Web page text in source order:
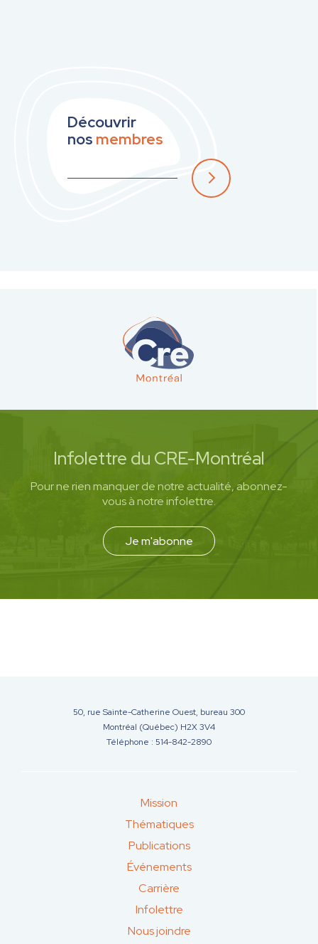
Découvrir
nos membres
Infolettre du CRE-Montréal
Pour ne rien manquer de notre actualité, abonnez-
vous à notre infolettre.
Je m'abonne
50, rue Sainte-Catherine Ouest, bureau 300
Montréal (Québec) H2X 3V4
Téléphone : 514-842-2890
Mission
Thématiques
Publications
Événements
Carrière
Infolettre
Nous joindre